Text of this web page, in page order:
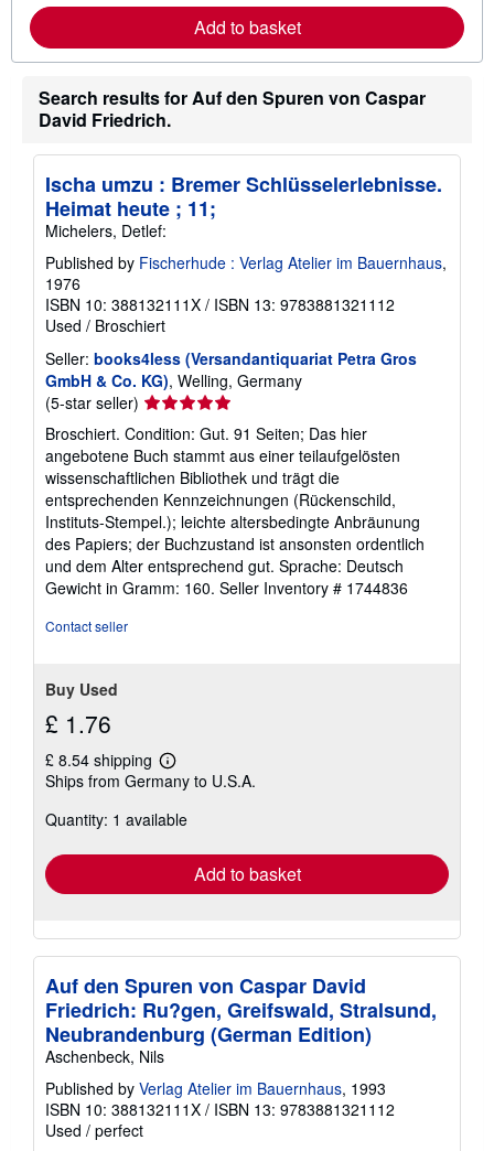
b
o
t
h
i
i
n
g
e
s
Add to basket
Search results for Auf den Spuren von Caspar
David Friedrich.
Ischa umzu : Bremer Schlüsselerlebnisse.
Heimat heute ; 11;
Michelers, Detlef:
Published by Fischerhude : Verlag Atelier im Bauernhaus,
1976
ISBN 10: 388132111X / ISBN 13: 9783881321112
Used / Broschiert
Seller: books4less (Versandantiquariat Petra Gros
GmbH & Co. KG), Welling, Germany
(5-star seller) Seller
rating
5
out
of
5
stars
Broschiert. Condition: Gut. 91 Seiten; Das hier
angebotene Buch stammt aus einer teilaufgelösten
wissenschaftlichen Bibliothek und trägt die
entsprechenden Kennzeichnungen (Rückenschild,
Instituts-Stempel.); leichte altersbedingte Anbräunung
des Papiers; der Buchzustand ist ansonsten ordentlich
und dem Alter entsprechend gut. Sprache: Deutsch
Gewicht in Gramm: 160. Seller Inventory # 1744836
Contact seller
Buy Used
£ 1.76
£ 8.54 shipping
Learn
more
shipping
Ships from Germany to U.S.A.
Quantity: 1 available
Add to basket
Auf den Spuren von Caspar David
Friedrich: Ru?gen, Greifswald, Stralsund,
Neubrandenburg (German Edition)
Aschenbeck, Nils
Published by Verlag Atelier im Bauernhaus, 1993
ISBN 10: 388132111X / ISBN 13: 9783881321112
Used / perfect